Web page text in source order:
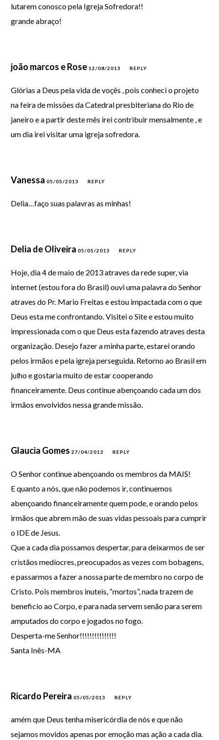
lutarem conosco pela Igreja Sofredora!!
grande abraço!
joão marcos e Rose 12/08/2013 REPLY
Glórias a Deus pela vida de voçês , pois conheci o projeto
na feira de missões da Catedral presbiteriana do Rio de
janeiro e a partir deste mês irei contribuir mensalmente , e
um dia irei visitar uma igreja sofredora.
Vanessa05/05/2013 REPLY
Delia…faço suas palavras as minhas!
Delia de Oliveira05/05/2013 REPLY
Hoje, dia 4 de maio de 2013 atraves da rede super, via
internet (estou fora do Brasil) ouvi uma palavra do Senhor
atraves do Pr. Mario Freitas e estou impactada com o que
Deus esta me confrontando. Visitei o Site e estou muito
impressionada com o que Deus esta fazendo atraves desta
organização. Desejo fazer a minha parte, estarei orando
pelos irmãos e pela igreja perseguida. Retorno ao Brasil em
julho e gostaria muito de estar cooperando
financeiramente. Deus continue abençoando cada um dos
irmãos envolvidos nessa grande missão.
Glaucia Gomes27/04/2013 REPLY
O Senhor continue abençoando os membros da MAIS!
E quanto a nós, que não podemos ir, continuemos
abençoando financeiramente quem pode, e orando pelos
irmãos que abrem mão de suas vidas pessoais para cumprir
o IDE de Jesus.
Que a cada dia possamos despertar, para deixarmos de ser
cristãos medíocres, preocupados as vezes com bobagens,
e passarmos a fazer a nossa parte de membro no corpo de
Cristo. Pois membros inuteis, “mortos”, nada trazem de
beneficio ao Corpo, e para nada servem senão para serem
amputados do corpo e jogados no fogo.
Desperta-me Senhor!!!!!!!!!!!!!!!
Santa Inês-MA
Ricardo Pereira05/05/2013 REPLY
amém que Deus tenha misericórdia de nós e que não
sejamos movidos apenas por emoção mas ação a cada dia.